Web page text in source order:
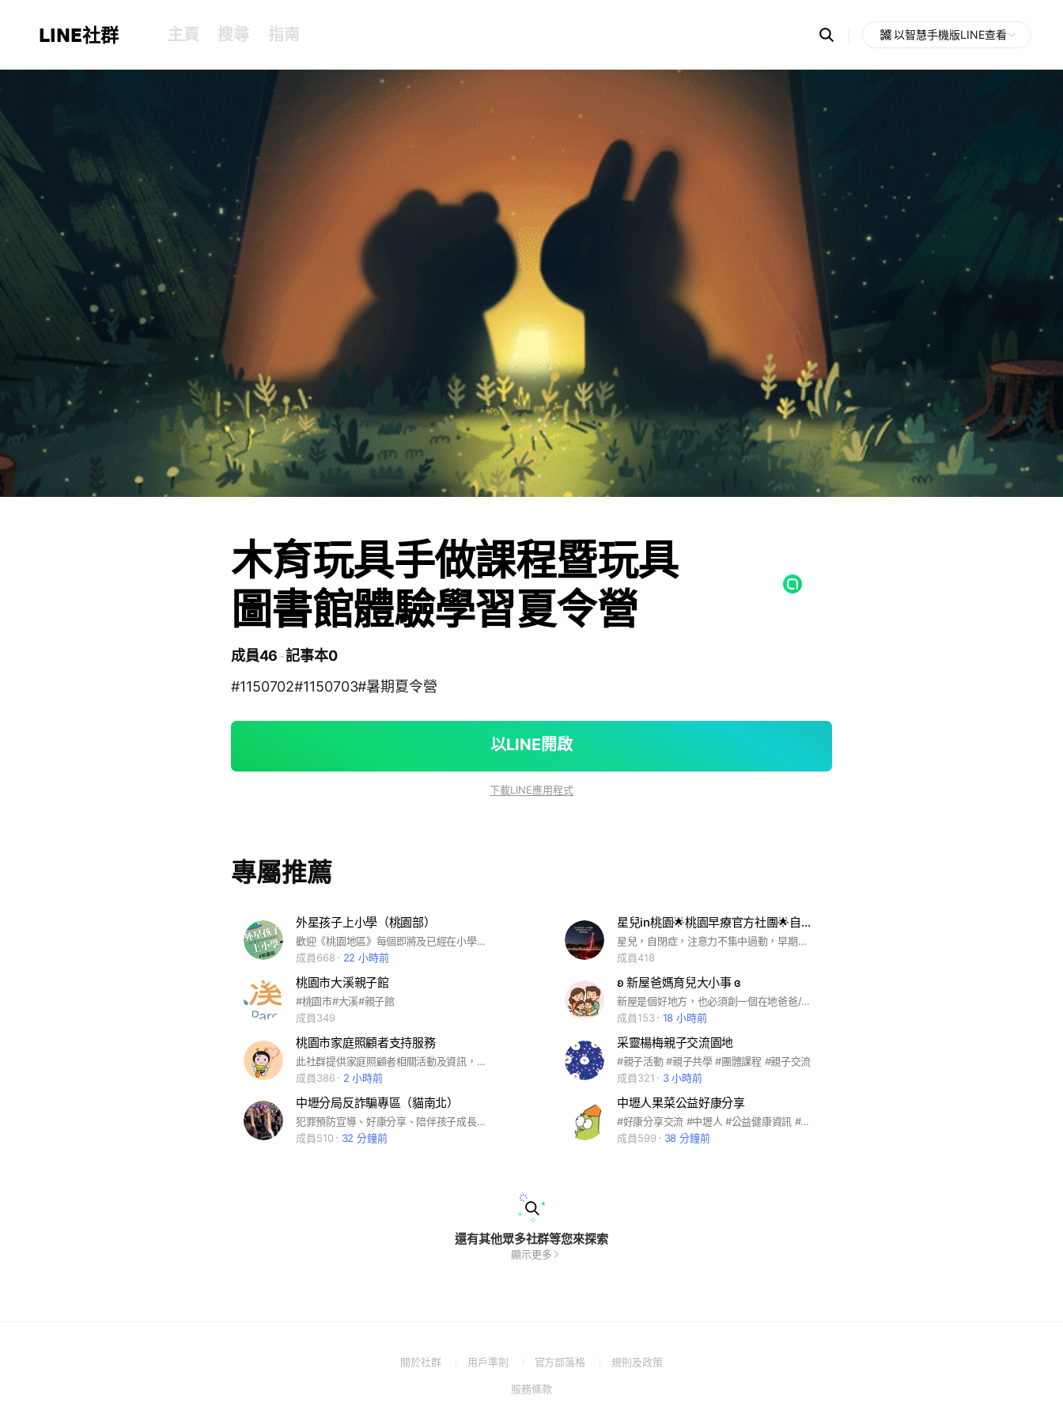
LINE社群 主頁 搜尋 指南 Search
OpenChats
messages
search
以智慧手機版LINE查看
木育玩具手做課程暨玩具
圖書館體驗學習夏令營
成員46 記事本0
#1150702#1150703#暑期夏令營
以LINE開啟
下載LINE應用程式
專屬推薦
外星孩子上小學（桃園部）
歡迎《桃園地區》每個即將及已經在小學接受特教資源的家長或者是老師、特師等有興趣加入一起協助每個需要特教孩子的朋友一起加入！#特教 #小學 #資源班 #特教班#特殊兒#桃園#身心障礙#特殊教育#學生#家長
成員668
22 小時前
星兒in桃園🌟桃園早療官方社團🌟自閉症🌟發展遲緩🌟療育上課推薦🌟注意力不集中🌟行為🌟情緒🌟生活自理。
星兒，自閉症，注意力不集中過動，早期療育，，職能，物理，語言，心理，學生團體保險，針灸，特殊教育，鑑輔會申請相關須知，兒童心智科兒童復健科，，等等。
成員418
桃園市大溪親子館
#桃園市#大溪#親子館
成員349
ʚ 新屋爸媽育兒大小事 ɞ
新屋是個好地方，也必須創一個在地爸爸/媽媽集聚地 分享育兒過程中的小訣竅 🧑🏻‍🍼👩🏻‍🍼 - 記事本滿滿的資源等你來挖掘與分享 - 各位不用害羞這裡有什麼問題都可以問 😍
成員153
18 小時前
桃園市家庭照顧者支持服務
此社群提供家庭照顧者相關活動及資訊，若PO與照顧者較無相關的資訊，管理員會刪除
成員386
2 小時前
采靈楊梅親子交流園地
#親子活動 #親子共學 #團體課程 #親子交流
成員321
3 小時前
中壢分局反詐騙專區（貓南北）
犯罪預防宣導、好康分享、陪伴孩子成長、純公益
成員510
32 分鐘前
中壢人果菜公益好康分享
#好康分享交流 #中壢人 #公益健康資訊 #快樂生活 請勿po早安圖、長輩圖（含影音） 請勿po無關主題圖文 請勿吵架、爭論、歧視、酸言酸語 觸犯者可踢 正向陽光的公益活動皆可分享！
成員599
38 分鐘前
還有其他眾多社群等您來探索
顯示更多
關於社群
(Open用戶準則
(Open
a
官方部落格
(Open規則及政策(Open
服務條款(Open